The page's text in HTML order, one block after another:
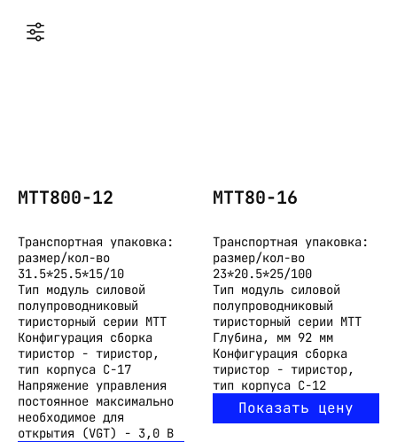
МТТ800-12
Транспортная упаковка:
размер/кол-во
31.5*25.5*15/10
Тип модуль силовой
полупроводниковый
тиристорный серии МТТ
Конфигурация сборка
тиристор - тиристор,
тип корпуса С-17
Напряжение управления
постоянное максимально
необходимое для
открытия (VGT) - 3,0 В
МТТ80-16
Транспортная упаковка:
размер/кол-во
23*20.5*25/100
Тип модуль силовой
полупроводниковый
тиристорный серии МТТ
Глубина, мм 92 мм
Конфигурация сборка
тиристор - тиристор,
тип корпуса С-12
Показать цену